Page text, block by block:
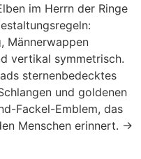
im Herrn der Ringe
Männerwappen
vertikal symmetrisch.
sternenbedecktes
und goldenen
Fackel-Emblem, das
Menschen erinnert. →